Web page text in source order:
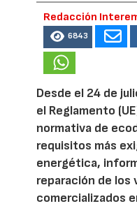
Redacción
6843
Desde el 24 de
el Reglamento
normativa de
requisitos más
energética,
reparación de los
comercializados